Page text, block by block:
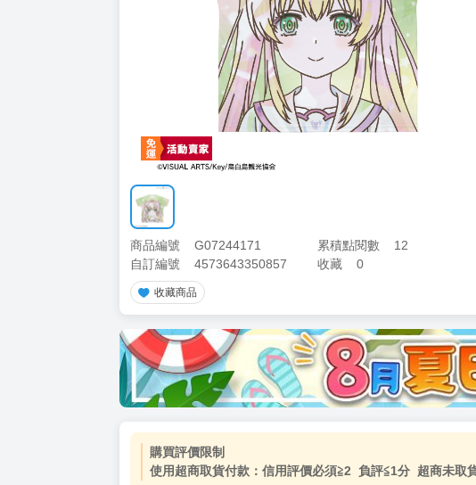
商品編號 G07244171 累積點閱數
12
自訂編號
4573643350857 收藏 0
收藏商品
購買評價限制
使用超商取貨付款：信用評價必須≧2 負評≦1分 超商未取